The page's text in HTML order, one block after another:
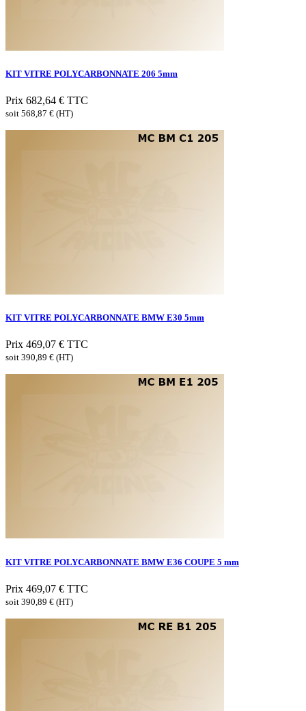
KIT VITRE POLYCARBONNATE 206 5mm
Prix 682,64 € TTC
soit 568,87 € (HT)
KIT VITRE POLYCARBONNATE BMW E30 5mm
Prix 469,07 € TTC
soit 390,89 € (HT)
KIT VITRE POLYCARBONNATE BMW E36 COUPE 5 mm
Prix 469,07 € TTC
soit 390,89 € (HT)